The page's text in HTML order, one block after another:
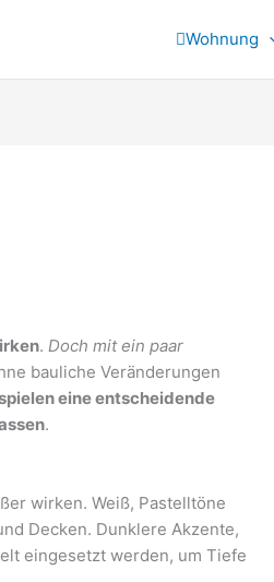
Wohnung
.Doch mit ein paar
bauliche Veränderungen
eine entscheidende
.
wirken. Weiß, Pastelltöne
Decken. Dunklere Akzente,
eingesetzt werden, um Tiefe